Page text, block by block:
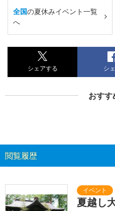
全国の夏休みイベント一覧
へ
シェアする シ
おすす
閲覧履歴
夏越し